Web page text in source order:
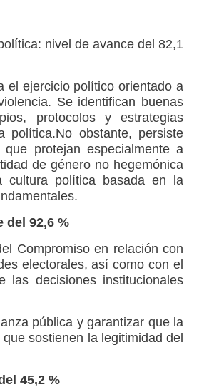
nivel de avance del 82,1
el ejercicio político orientado a
Se identifican buenas
protocolos y estrategias
política.No obstante, persiste
protejan especialmente a
de género no hegemónica
cultura política basada en la
del 92,6 %
Compromiso en relación con
electorales, así como con el
las decisiones institucionales
pública y garantizar que la
sostienen la legitimidad del
45,2 %